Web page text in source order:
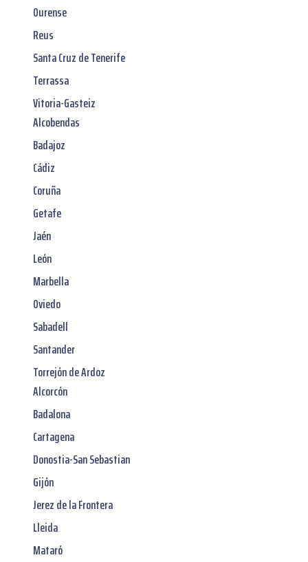
Ourense
Reus
Santa Cruz de Tenerife
Terrassa
Vitoria-Gasteiz
Alcobendas
Badajoz
Cádiz
Coruña
Getafe
Jaén
León
Marbella
Oviedo
Sabadell
Santander
Torrejón de Ardoz
Alcorcón
Badalona
Cartagena
Donostia-San Sebastian
Gijón
Jerez de la Frontera
Lleida
Mataró